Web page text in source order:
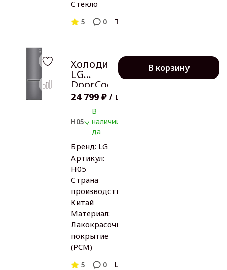
Стекло
5 0 Tefal
24 799 ₽ / шт
Холодильник
LG
DoorCooling+
GC-B509SLCL
В
наличии:
да
H05
Бренд: LG
Артикул:
H05
Страна
производства:
Китай
Материал:
Лакокрасочное
покрытие
(PCM)
5 0 LG
В корзину